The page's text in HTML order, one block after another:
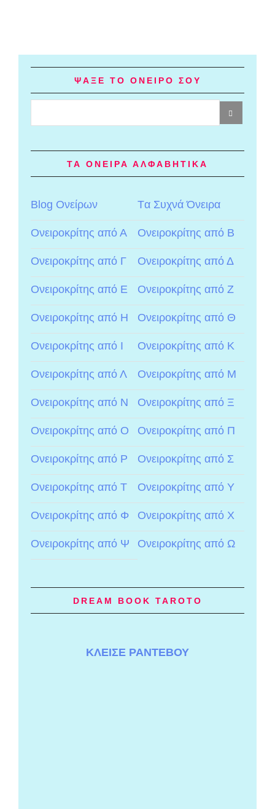
ΨΑΞΕ ΤΟ ΟΝΕΙΡΟ ΣΟΥ
ΤΑ ΟΝΕΙΡΑ ΑΛΦΑΒΗΤΙΚΑ
Blog Ονείρων Tα Συχνά Όνειρα
Ονειροκρίτης από Α Ονειροκρίτης από Β
Ονειροκρίτης από Γ Ονειροκρίτης από Δ
Ονειροκρίτης από Ε Ονειροκρίτης από Ζ
Ονειροκρίτης από Η Ονειροκρίτης από Θ
Ονειροκρίτης από Ι Ονειροκρίτης από Κ
Ονειροκρίτης από Λ Ονειροκρίτης από Μ
Ονειροκρίτης από Ν Ονειροκρίτης από Ξ
Ονειροκρίτης από Ο Ονειροκρίτης από Π
Ονειροκρίτης από Ρ Ονειροκρίτης από Σ
Ονειροκρίτης από Τ Ονειροκρίτης από Υ
Ονειροκρίτης από Φ Ονειροκρίτης από Χ
Ονειροκρίτης από Ψ Ονειροκρίτης από Ω
DREAM BOOK TAROTO
ΚΛΕΙΣΕ ΡΑΝΤΕΒΟΥ